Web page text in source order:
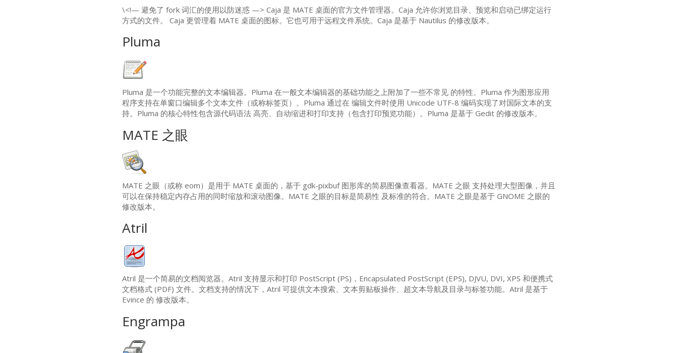
\<!— 避免了 fork 词汇的使用以防迷惑 —> Caja 是 MATE 桌面的官方文件管理器。Caja 允许你浏览目录、预览和启动已绑定运行
方式的文件。 Caja 更管理着 MATE 桌面的图标。它也可用于远程文件系统。Caja 是基于 Nautilus 的修改版本。
Pluma
Pluma 是一个功能完整的文本编辑器。Pluma 在一般文本编辑器的基础功能之上附加了一些不常见 的特性。Pluma 作为图形应用
程序支持在单窗口编辑多个文本文件（或称标签页）。Pluma 通过在 编辑文件时使用 Unicode UTF-8 编码实现了对国际文本的支
持。Pluma 的核心特性包含源代码语法 高亮、自动缩进和打印支持（包含打印预览功能）。Pluma 是基于 Gedit 的修改版本。
MATE 之眼
MATE 之眼（或称 eom）是用于 MATE 桌面的，基于 gdk-pixbuf 图形库的简易图像查看器。 MATE 之眼 支持处理大型图像，并且
可以在保持稳定内存占用的同时缩放和滚动图像。 MATE 之眼的目标是简易性 及标准的符合。 MATE 之眼是基于 GNOME 之眼的
修改版本。
Atril
Atril 是一个简易的文档阅览器。Atril 支持显示和打印 PostScript (PS)，Encapsulated PostScript (EPS), DJVU, DVI, XPS 和便携式
文档格式 (PDF) 文件。文档支持的情况下，Atril 可提供文本搜索、文本剪贴板操作、超文本导航及目录与标签功能。Atril 是基于
Evince 的 修改版本。
Engrampa